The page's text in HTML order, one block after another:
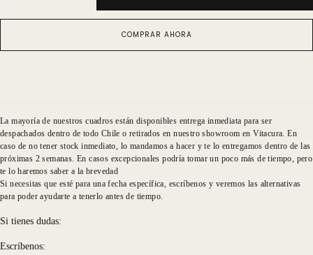
para
fondo
cantidad
para
fondo
COMPRAR AHORA
La mayoría de nuestros cuadros están disponibles entrega inmediata para ser
despachados dentro de todo Chile o retirados en nuestro showroom en Vitacura. En
caso de no tener stock inmediato, lo mandamos a hacer y te lo entregamos dentro de las
próximas 2 semanas. En casos excepcionales podría tomar un poco más de tiempo, pero
te lo haremos saber a la brevedad
Si necesitas que esté para una fecha específica, escríbenos y veremos las alternativas
para poder ayudarte a tenerlo antes de tiempo.
Si tienes dudas:
Escríbenos: